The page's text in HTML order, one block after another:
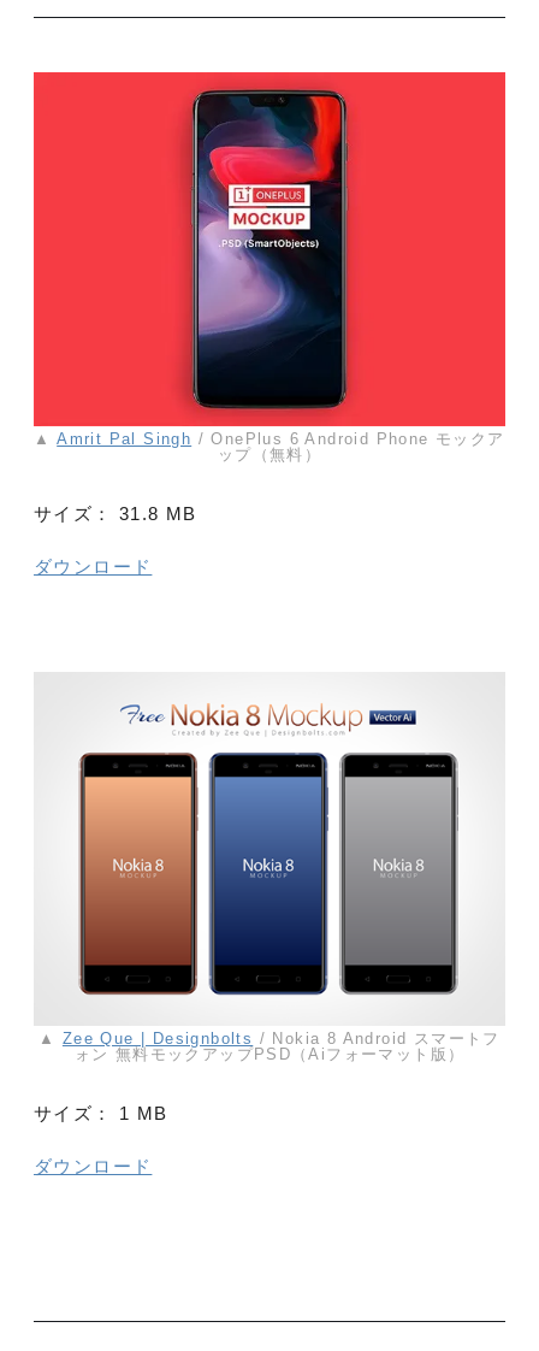
▲Amrit Pal Singh / OnePlus 6 Android Phone モックア
ップ（無料）
サイズ： 31.8 MB
ダウンロード
▲ Zee Que | Designbolts / Nokia 8 Android スマートフ
ォン 無料モックアップPSD（Aiフォーマット版）
サイズ： 1 MB
ダウンロード